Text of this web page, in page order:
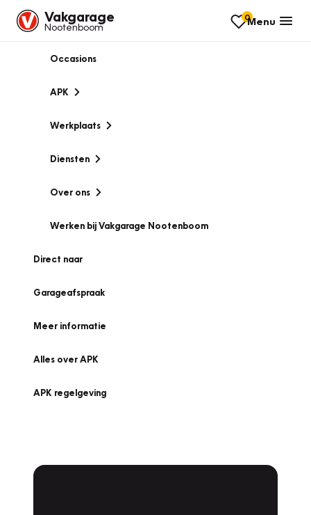
Vakgarage
Nootenboom
0Menu
Occasions
APK
Werkplaats
Diensten
Over ons
Werken bij Vakgarage Nootenboom
Direct naar
Garageafspraak
Meer informatie
Alles over APK
APK regelgeving